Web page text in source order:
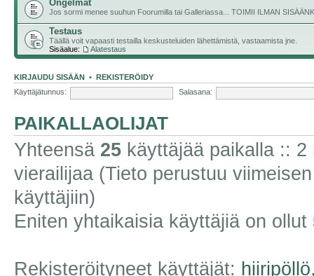
Ongelmat
Jos sormi menee suuhun Foorumilla tai Galleriassa... TOIMII ILMAN
Testaus
Täällä voit vapaasti testailla keskusteluiden lähettämistä, vastaamista jne.
Sisäalue:
Alatestaus
KIRJAUDU SISÄÄN • REKISTERÖIDY
Käyttäjätunnus:
Salasana:
PAIKALLAOLIJAT
Yhteensä 25 käyttäjää paikalla ::
vierailijaa (Tieto perustuu
käyttäjiin)
Eniten yhtaikaisia käyttäjiä on ollut
Rekisteröityneet käyttäjät: hiiripöllö